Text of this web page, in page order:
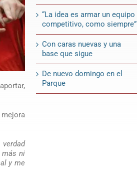
verdad
más ni
y me
“La idea es armar un equipo
competitivo, como siempre”
Con caras nuevas y una
base que sigue
De nuevo domingo en el
Parque